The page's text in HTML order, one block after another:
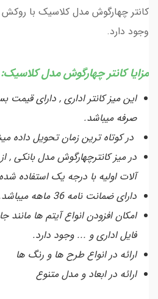
کانتر چهارگوش مدل کلاسیک با
وجود دارد.
مزایا کانتر چهارگوش مدل کلاسیک:
این میز کانتر اداری , دارای قیمت
صرفه میباشد.
در کوتاه ترین زمان تحویل داده
در میز کانترچهارگوش مدل بانکی ,
آلات اولیه با درجه یک استفاده
دارای ضمانت نامه 36 ماهه میباشد.
امکان افزودن انواع آیتم ها
فایل اداری و ... وجود دارد.
ارائه در انواع طرح ها و رنگ ها
ارائه در ابعاد و مدل متنوع